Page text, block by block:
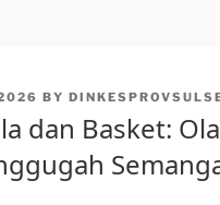
BY
dan Basket: